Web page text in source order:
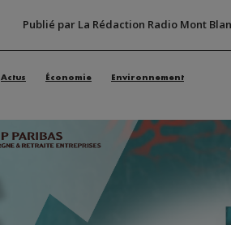
Publié par La Rédaction Radio Mont
Actus Économie Environnement